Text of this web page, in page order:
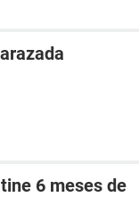
6 meses de